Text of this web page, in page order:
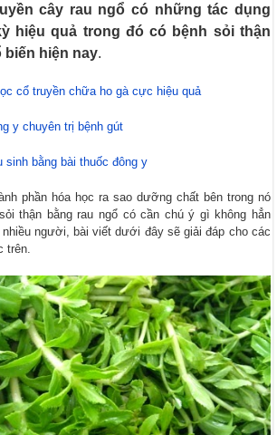
cây rau ngổ có những tác dụng
hiệu quả trong đó có bệnh sỏi thận
biến hiện nay.
cổ truyền chữa ho gà cực hiệu quả
y chuyên trị bệnh gút
sinh bằng bài thuốc đông y
phần hóa học ra sao dưỡng chất bên trong nó
thận bằng rau ngổ có cần chú ý gì không hẳn
người, bài viết dưới đây sẽ giải đáp cho các
trên.